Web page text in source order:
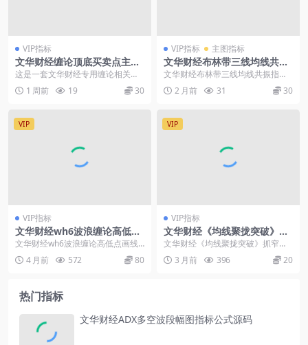
VIP指标
文华财经缠论顶底买卖点主图
指标源码
这是一套文华财经专用缠论相关的
指标，内置K线包含关系处理逻辑，
自动识别顶底分型，...
1 周前 19 30
VIP指标 主图指标
文华财经布林带三线均线共振
指标-多空强弱提示变色K线源
码
文华财经布林带三线均线共振指标-
多空强弱提示变色K线源码： 此指
标一款实用的文华...
2 月前 31 30
VIP
VIP指标
文华财经wh6波浪缠论高低点
画线指标公式
文华财经wh6波浪缠论高低点画线
指标公式： 指标是基于K线形态算
法的波浪结构分析...
4 月前 572 80
VIP
VIP指标
文华财经《均线聚拢突破》抓
窄幅起涨点-过滤震荡假信号
文华财经《均线聚拢突破》抓窄幅
起涨点-过滤震荡假信号： 指标基于
短中长三条均线排...
3 月前 396 20
热门指标
文华财经ADX多空波段幅图指标公式源码